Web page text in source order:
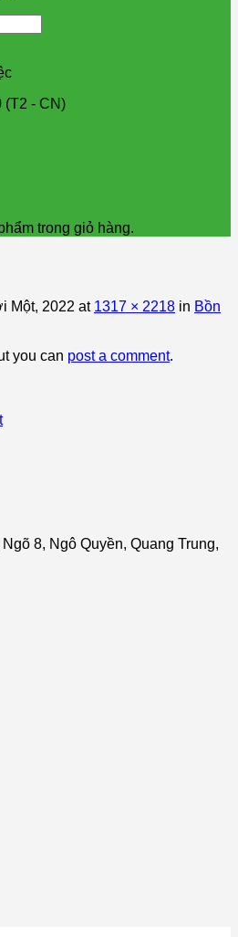
(T2 - CN)
trong giỏ hàng.
Một, 2022 at 1317 × 2218 in Bồn
you can post a comment.
8, Ngô Quyền, Quang Trung,